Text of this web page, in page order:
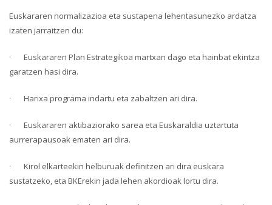
Euskararen normalizazioa eta sustapena lehentasunezko ardatza
izaten jarraitzen du:
· Euskararen Plan Estrategikoa martxan dago eta hainbat ekintza
garatzen hasi dira.
· Harixa programa indartu eta zabaltzen ari dira.
· Euskararen aktibaziorako sarea eta Euskaraldia uztartuta
aurrerapausoak ematen ari dira.
· Kirol elkarteekin helburuak definitzen ari dira euskara
sustatzeko, eta BKErekin jada lehen akordioak lortu dira.